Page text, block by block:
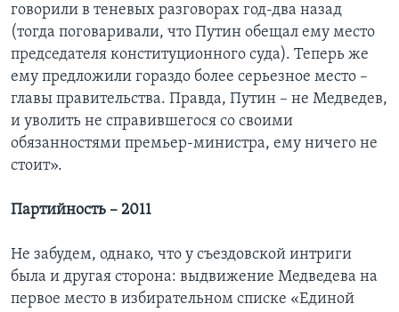
говорили в теневых разговорах год-два назад
(тогда поговаривали, что Путин обещал ему место
председателя конституционного суда). Теперь же
ему предложили гораздо более серьезное место –
главы правительства. Правда, Путин – не Медведев,
и уволить не справившегося со своими
обязанностями премьер-министра, ему ничего не
стоит».
Партийность – 2011
Не забудем, однако, что у съездовской интриги
была и другая сторона: выдвижение Медведева на
первое место в избирательном списке «Единой